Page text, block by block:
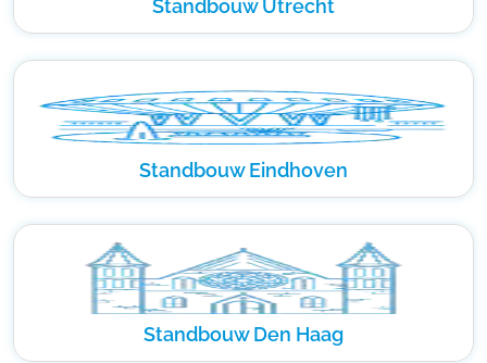
Standbouw Utrecht
Standbouw Eindhoven
Standbouw Den Haag